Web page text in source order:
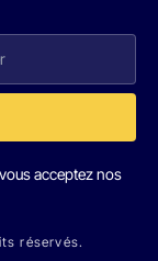
acceptez nos
réservés.